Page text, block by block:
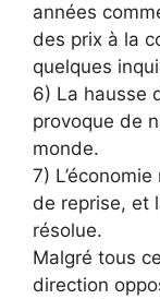
années
des prix à la
quelques
6) La hausse
provoque de
monde.
7)
de reprise, et
résolue.
Malgré tous
direction